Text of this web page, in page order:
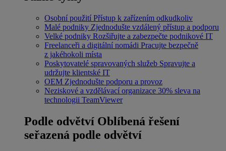
Osobní použití Přístup k zařízením odkudkoliv
Malé podniky Zjednodušte vzdálený přístup a podporu
Velké podniky Rozšiřujte a zabezpečte podnikové IT
Freelanceři a digitální nomádi Pracujte bezpečně
z jakéhokoli místa
Poskytovatelé spravovaných služeb Spravujte a
udržujte klientské IT
OEM Zjednodušte podporu a provoz
Neziskové a vzdělávací organizace 30% sleva na
technologii TeamViewer
Podle odvětví Oblíbená řešení
seřazená podle odvětví